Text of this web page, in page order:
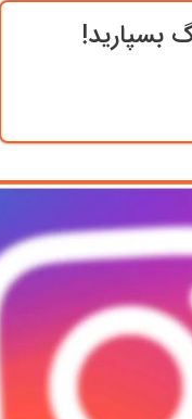
بسپارید!